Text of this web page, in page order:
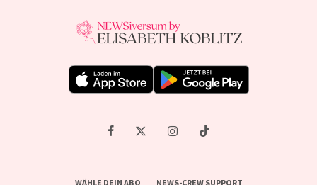
WÄHLE DEIN ABO NEWS-CREW SUPPORT